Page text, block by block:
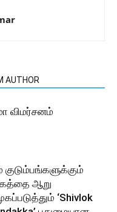
AUTHOR
விமர்சனம்
ஆறு
‘Shivlok